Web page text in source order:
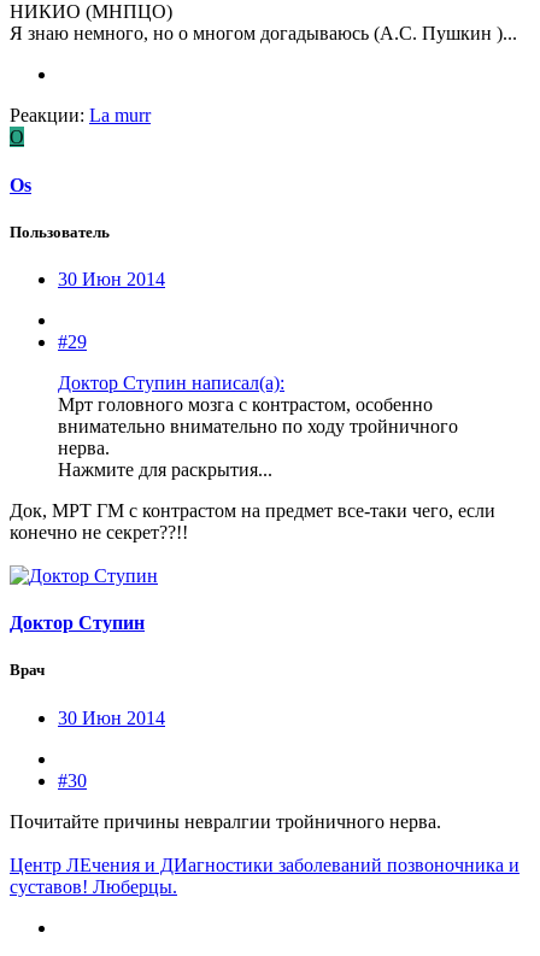
НИКИО (МНПЦО)
Я знаю немного, но о многом догадываюсь (А.С. Пушкин )...
Реакции: La murr
O
Os
Пользователь
30 Июн 2014
#29
Доктор Ступин написал(а):
Мрт головного мозга с контрастом, особенно
внимательно внимательно по ходу тройничного
нерва.
Нажмите для раскрытия...
Док, МРТ ГМ с контрастом на предмет все-таки чего, если
конечно не секрет??!!
Доктор Ступин
Врач
30 Июн 2014
#30
Почитайте причины невралгии тройничного нерва.
Центр ЛЕчения и ДИагностики заболеваний позвоночника и
суставов! Люберцы.